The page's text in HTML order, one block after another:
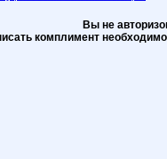
Вы не
комплимент необходимо